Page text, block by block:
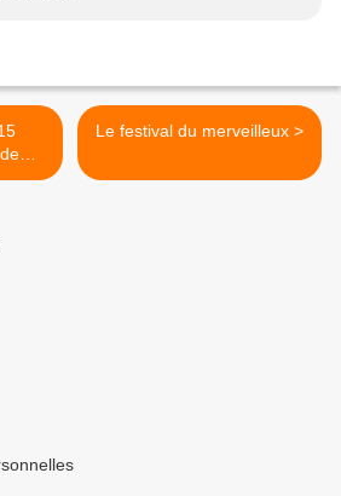
Le festival du merveilleux >